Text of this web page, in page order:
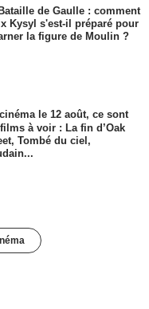
de Gaulle : comment
Kysyl s'est-il préparé pour
la figure de Moulin ?
le 12 août, ce sont
à voir : La fin d’Oak
Tombé du ciel,